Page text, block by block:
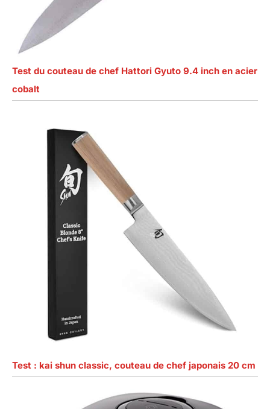
Test du couteau de chef Hattori Gyuto 9.4 inch en acier
cobalt
Test : kai shun classic, couteau de chef japonais 20 cm